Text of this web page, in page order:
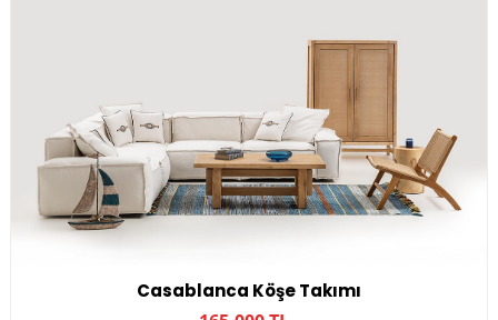
Casablanca Köşe Takımı